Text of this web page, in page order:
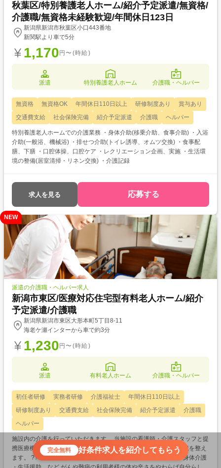
秋葉区/特別養護老人ホーム/紹介予定派遣/無資格/
介護職/無資格未経験歓迎/年間休日123日
新潟県新潟市秋葉区小口443番地
新関駅より車で5分
1,170 円〜(時給)
派遣 特別養護老人ホーム 介護職・ヘルパー
無資格 無資格OK 年間休日110日以上 研修制度あり
賞与あり
交通費支給
社会保険完備 紹介予定派遣 介護職 ヘルパー
特別養護老人ホームでの介護業務 ・身体介助(移乗介助、食事介助) ・入浴
介助(一般浴、機械浴) ・排せつ介助(トイレ誘導、オムツ交換) ・食事配
膳、下膳 ・口腔体操、口腔ケア ・レクリエーション企画、実施 ・生活環
境の整備(居室清掃・リネン交換) ・介護記録
求人を見る 応募する
NEW
派遣の介護職・ヘルパー求人
新潟市東区/医療対応住宅型有料老人ホーム/紹介
予定派遣/介護職
新潟県新潟市東区大形本町5丁目8-11
海老ケ瀬インターから車で約3分
1,230 円〜(時給)
派遣 有料老人ホーム 介護職・ヘルパー
初任者研修 実務者研修 介護福祉士
年間休日110日以上
研修制度あり
交通費支給 社会保険完備 紹介予定派遣
介護職
ヘルパー
施設内の介護を行っていただきます。 当施設の看護師・介護スタッフと提
携医療機関が連携し、利用者様を24時間365日サポートできる環境を整え
ます。 ??【主な業務】 利用者様の生活における介護ケア全般 ・身体介護
完全無料 好条件求人を紹介してもらう